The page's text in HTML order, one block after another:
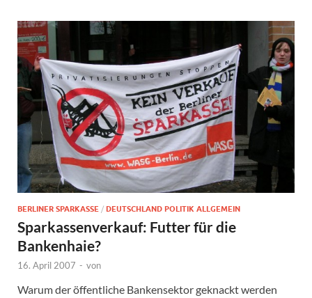
BERLINER SPARKASSE / DEUTSCHLAND POLITIK ALLGEMEIN
Sparkassenverkauf: Futter für die
Bankenhaie?
16. April 2007 - von
Warum der öffentliche Bankensektor geknackt werden